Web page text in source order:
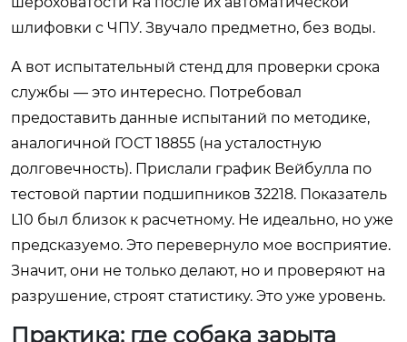
шлифовки с ЧПУ. Звучало предметно, без воды.
А вот испытательный стенд для проверки срока
службы — это интересно. Потребовал
предоставить данные испытаний по методике,
аналогичной ГОСТ 18855 (на усталостную
долговечность). Прислали график Вейбулла по
тестовой партии подшипников 32218. Показатель
L10 был близок к расчетному. Не идеально, но уже
предсказуемо. Это перевернуло мое восприятие.
Значит, они не только делают, но и проверяют на
разрушение, строят статистику. Это уже уровень.
Практика: где собака зарыта